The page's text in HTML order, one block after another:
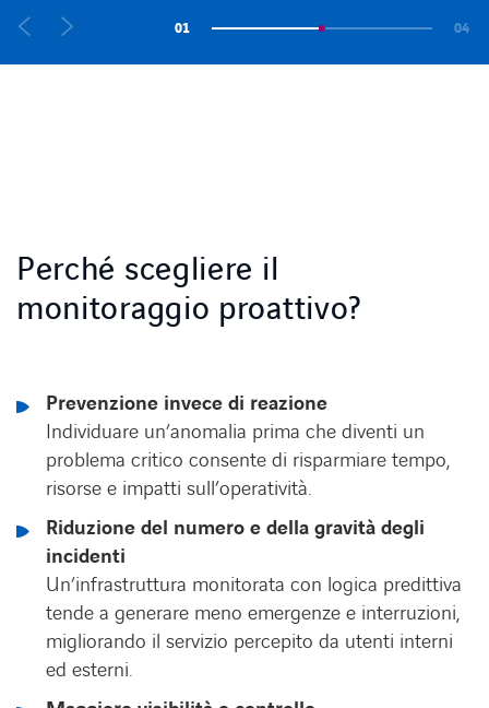
01 04
Perché scegliere il
monitoraggio proattivo?
Prevenzione invece di reazione
Individuare un’anomalia prima che diventi un
problema critico consente di risparmiare tempo,
risorse e impatti sull’operatività.
Riduzione del numero e della gravità degli
incidenti
Un’infrastruttura monitorata con logica predittiva
tende a generare meno emergenze e interruzioni,
migliorando il servizio percepito da utenti interni
ed esterni.